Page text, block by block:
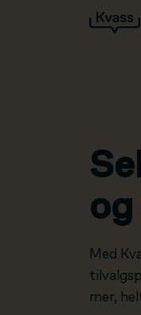
Hopp til
Med
mer,